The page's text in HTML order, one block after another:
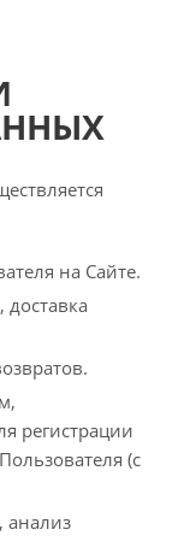
на Сайте.
регистрации
(с
анализ